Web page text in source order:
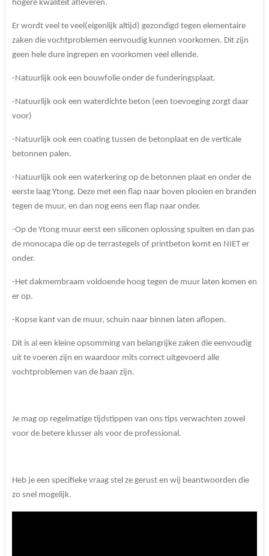
hogere kwaliteit afleveren.
Er wordt veel te veel(eigenlijk altijd) gezondigd tegen elementaire
zaken die vochtproblemen eenvoudig kunnen voorkomen. Dit zijn
geen hele dure ingrepen en voorkomen veel ellende.
-Natuurlijk ook een bouwfolie onder de funderingsplaat.
-Natuurlijk ook een waterdichte beton (een toevoeging zorgt daar
voor)
-Natuurlijk ook een coating tussen de betonplaat en de verticale
betonnen palen.
-Natuurlijk ook een waterkering op de betonnen plaat en onder de
eerste laag Ytong. Deze met een flap naar boven plooien en branden
tegen de muur, en dan nog eens een flap naar onder.
-Op de Ytong muur eerst een siliconen oplossing spuiten en dan pas
de monocapa die op de terrastegels of printbeton komt en NIET er
onder.
-Het dakmembraam voldoende hoog tegen de muur laten komen en
er op.
-Kopse kant van de muur, schuin naar binnen laten aflopen.
Dit is al een kleine opsomming van belangrijke zaken die eenvoudig
uit te voeren zijn en waardoor mits correct uitgevoerd alle
vochtproblemen van de baan zijn.
Je mag op regelmatige tijdstippen van ons tips verwachten zowel
voor de betere klusser als voor de professional.
Heb je een specifieke vraag stel ze gerust en wij beantwoorden die
zo snel mogelijk.